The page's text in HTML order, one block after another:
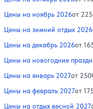
Цены на ноябрь 2026от
Цены на зимний отдых 2026
Цены на декабрь 2026от
Цены на новогодние
Цены на январь 2027от
Цены на февраль 2027от
Цены на отдых весной 2027